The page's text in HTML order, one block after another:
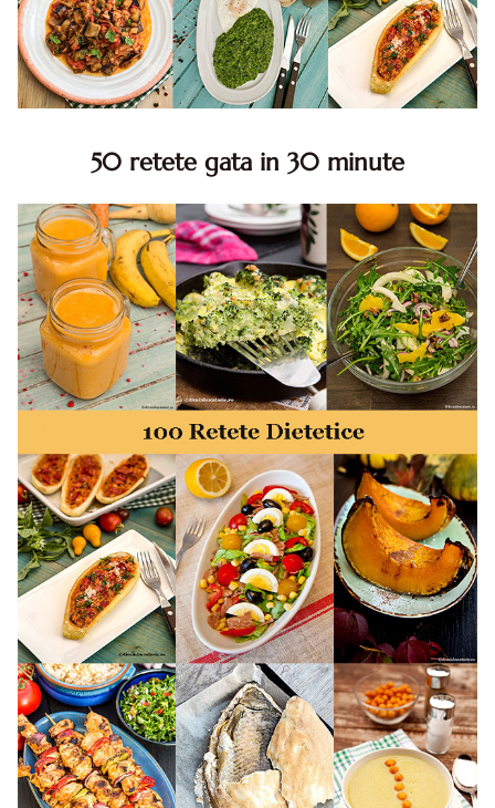
50 retete gata in 30 minute
minute. Retete rapide. Retete rapide de mancare. Idei
retete mancare rapid